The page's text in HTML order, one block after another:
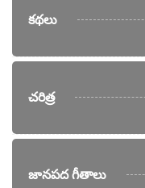
కథలు
చరిత్ర
జానపద గీతాలు